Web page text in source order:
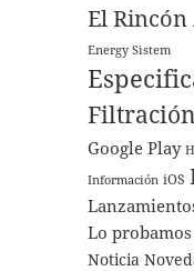
El
Energy Sistem
Filtración
Google Play
Información iOS
Lo probamos
Noticia